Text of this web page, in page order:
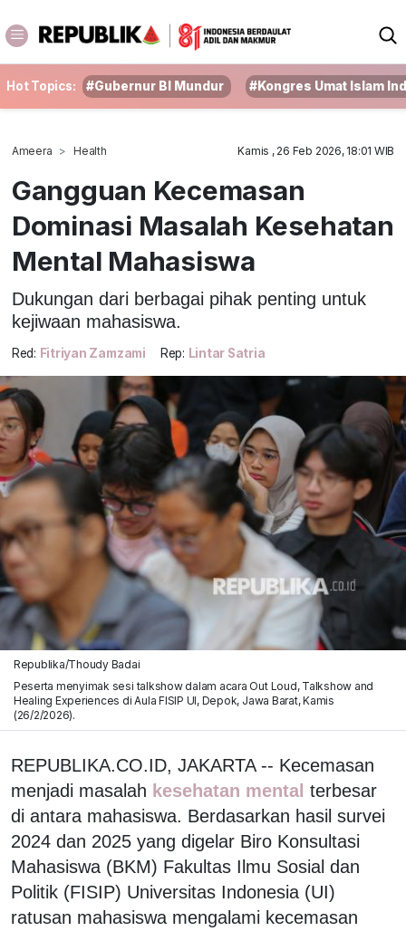
Hot Topics: #Gubernur BI Mundur #Kongres Umat Islam
Ameera Health Kamis , 26 Feb 2026, 18:01 WIB
Gangguan Kecemasan
Dominasi Masalah Kesehatan
Mental Mahasiswa
Dukungan dari berbagai pihak penting untuk
kejiwaan mahasiswa.
Red: Fitriyan Zamzami Rep: Lintar Satria
Republika/Thoudy Badai
Peserta menyimak sesi talkshow dalam acara Out Loud, Talkshow and
Healing Experiences di Aula FISIP UI, Depok, Jawa Barat, Kamis
(26/2/2026).
REPUBLIKA.CO.ID, JAKARTA -- Kecemasan
menjadi masalah kesehatan mental terbesar
di antara mahasiswa. Berdasarkan hasil survei
2024 dan 2025 yang digelar Biro Konsultasi
Mahasiswa (BKM) Fakultas Ilmu Sosial dan
Politik (FISIP) Universitas Indonesia (UI)
ratusan mahasiswa mengalami kecemasan